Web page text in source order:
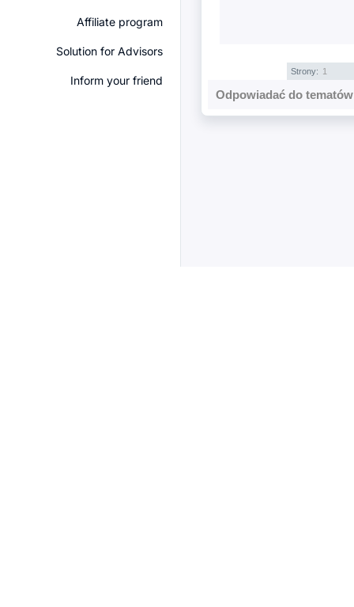
Affiliate program
Solution for Advisors
Inform your friend
Strony: 1
Odpowiadać do